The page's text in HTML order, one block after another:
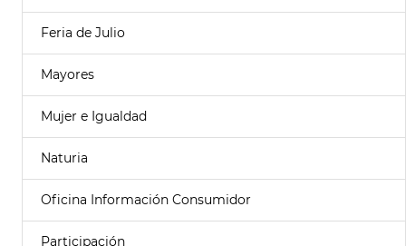
Feria de Julio
Mayores
Mujer e Igualdad
Naturia
Oficina Información Consumidor
Participación